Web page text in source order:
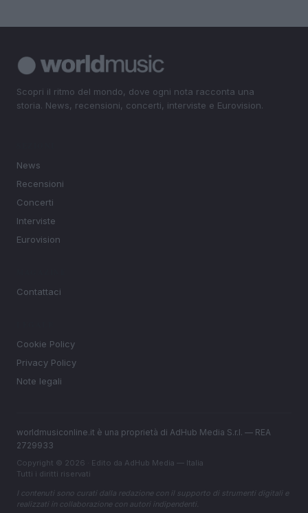
Scopri il ritmo del mondo, dove ogni nota racconta una
storia. News, recensioni, concerti, interviste e Eurovision.
News
Recensioni
Concerti
Interviste
Eurovision
Contattaci
Cookie Policy
Privacy Policy
Note legali
worldmusiconline.it è una proprietà di AdHub Media S.r.l. — REA
2729933
Copyright © 2026 · Edito da AdHub Media — Italia
Tutti i diritti riservati
I contenuti sono curati dalla redazione con il supporto di strumenti digitali e
realizzati in collaborazione con autori indipendenti.